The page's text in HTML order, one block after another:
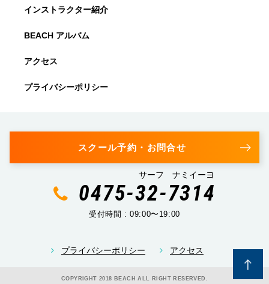
インストラクター紹介
BEACH アルバム
アクセス
プライバシーポリシー
スクール予約・お問合せ
サーフ ナミイーヨ
0475-32-7314
受付時間 : 09:00〜19:00
プライバシーポリシー アクセス
COPYRIGHT 2018 BEACH ALL RIGHT RESERVED.